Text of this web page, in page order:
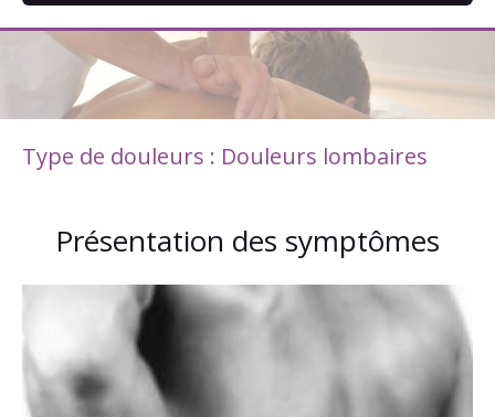
Type de douleurs : Douleurs lombaires
Présentation des symptômes